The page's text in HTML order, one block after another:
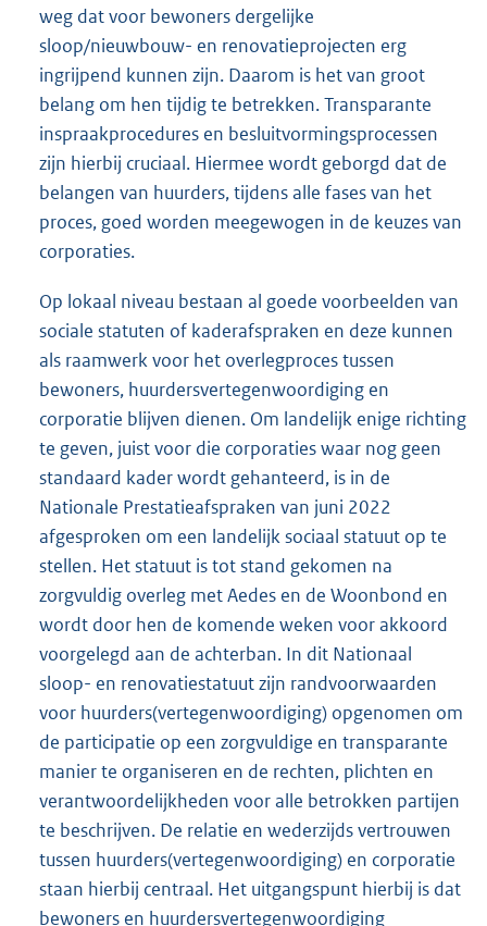
weg dat voor bewoners dergelijke
sloop/nieuwbouw- en renovatieprojecten erg
ingrijpend kunnen zijn. Daarom is het van groot
belang om hen tijdig te betrekken. Transparante
inspraakprocedures en besluitvormingsprocessen
zijn hierbij cruciaal. Hiermee wordt geborgd dat de
belangen van huurders, tijdens alle fases van het
proces, goed worden meegewogen in de keuzes van
corporaties.
Op lokaal niveau bestaan al goede voorbeelden van
sociale statuten of kaderafspraken en deze kunnen
als raamwerk voor het overlegproces tussen
bewoners, huurdersvertegenwoordiging en
corporatie blijven dienen. Om landelijk enige richting
te geven, juist voor die corporaties waar nog geen
standaard kader wordt gehanteerd, is in de
Nationale Prestatieafspraken van juni 2022
afgesproken om een landelijk sociaal statuut op te
stellen. Het statuut is tot stand gekomen na
zorgvuldig overleg met Aedes en de Woonbond en
wordt door hen de komende weken voor akkoord
voorgelegd aan de achterban. In dit Nationaal
sloop- en renovatiestatuut zijn randvoorwaarden
voor huurders(vertegenwoordiging) opgenomen om
de participatie op een zorgvuldige en transparante
manier te organiseren en de rechten, plichten en
verantwoordelijkheden voor alle betrokken partijen
te beschrijven. De relatie en wederzijds vertrouwen
tussen huurders(vertegenwoordiging) en corporatie
staan hierbij centraal. Het uitgangspunt hierbij is dat
bewoners en huurdersvertegenwoordiging